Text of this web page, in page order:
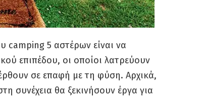
camping 5 αστέρων είναι να
επιπέδου, οι οποίοι λατρεύουν
σε επαφή με τη φύση. Αρχικά,
συνέχεια θα ξεκινήσουν έργα για